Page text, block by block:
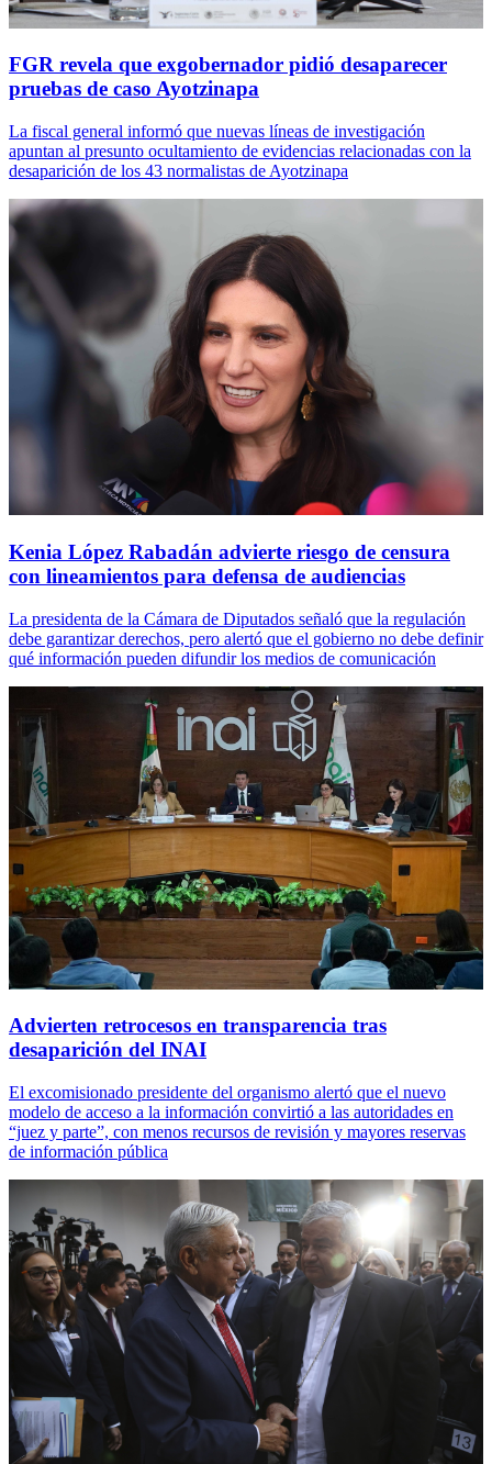
FGR revela que exgobernador pidió desaparecer
pruebas de caso Ayotzinapa
La fiscal general informó que nuevas líneas de investigación
apuntan al presunto ocultamiento de evidencias relacionadas con la
desaparición de los 43 normalistas de Ayotzinapa
Kenia López Rabadán advierte riesgo de censura
con lineamientos para defensa de audiencias
La presidenta de la Cámara de Diputados señaló que la regulación
debe garantizar derechos, pero alertó que el gobierno no debe definir
qué información pueden difundir los medios de comunicación
Advierten retrocesos en transparencia tras
desaparición del INAI
El excomisionado presidente del organismo alertó que el nuevo
modelo de acceso a la información convirtió a las autoridades en
“juez y parte”, con menos recursos de revisión y mayores reservas
de información pública